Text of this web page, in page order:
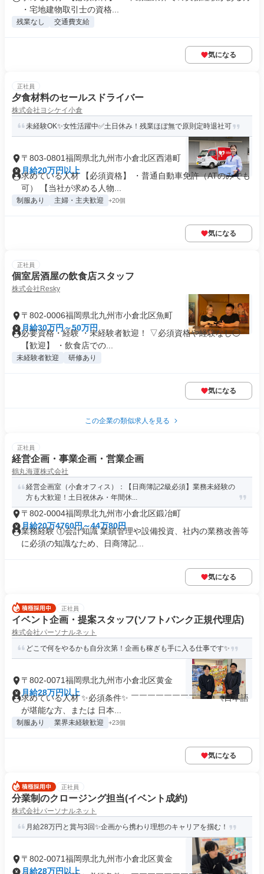
・宅地建物取引士の資格...
残業なし 交通費支給
気になる
正社員
夕食材料のセールスドライバー
株式会社ヨシケイ小倉
未経験OK✨女性活躍中✅土日休み！残業ほぼ無で原則定時退社可
〒803-0801福岡県北九州市小倉北区西港町
月給20万円以上
求めている人材 【必須資格】 ・普通自動車免許（ATのみでも
可） 【当社が求める人物...
制服あり 主婦・主夫歓迎 +20個
気になる
正社員
個室居酒屋の飲食店スタッフ
株式会社Resky
〒802-0006福岡県北九州市小倉北区魚町
月給30万円～50万円
必要資格・経験 ・未経験者歓迎！ ▽必須資格や経験なし◯
【歓迎】 ・飲食店での...
未経験者歓迎 研修あり
気になる
この企業の類似求人を見る
正社員
経営企画・事業企画・営業企画
鶴丸海運株式会社
経営企画室（小倉オフィス）：【日商簿記2級必須】業務未経験の
方も大歓迎！土日祝休み・年間休...
〒802-0004福岡県北九州市小倉北区鍛冶町
月給20万4760円～44万80円
業務経験 ①会計知識 業績管理や設備投資、社内の業務改善等
に必須の知識なため、日商簿記...
気になる
正社員
イベント企画・提案スタッフ(ソフトバンク正規代理店)
株式会社パーソナルネット
どこで何をやるかも自分次第！企画も稼ぎも手に入る仕事です✨
〒802-0071福岡県北九州市小倉北区黄金
月給28万円以上
求めている人材 ✨必須条件✨ ￣￣￣￣￣￣￣￣￣￣ 《日本語
が堪能な方、または 日本...
制服あり 業界未経験歓迎 +23個
気になる
正社員
分業制のクロージング担当(イベント成約)
株式会社パーソナルネット
月給28万円と賞与3回✨企画から携わり理想のキャリアを掴む！
〒802-0071福岡県北九州市小倉北区黄金
月給28万円以上